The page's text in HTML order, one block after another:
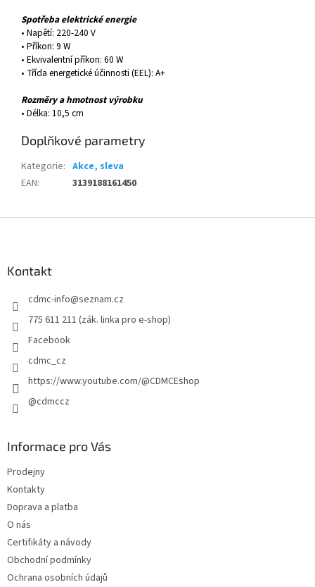
Spotřeba elektrické energie
• Napětí: 220-240 V
• Příkon: 9 W
• Ekvivalentní příkon: 60 W
• Třída energetické účinnosti (EEL): A+
Rozměry a hmotnost výrobku
• Délka: 10,5 cm
Doplňkové parametry
Kategorie: Akce, sleva
EAN: 3139188161450
Kontakt
cdmc-info@seznam.cz
775 611 211 (zák. linka pro e-shop)
Facebook
cdmc_cz
https://www.youtube.com/@CDMCEshop
@cdmccz
Informace pro Vás
Prodejny
Kontakty
Doprava a platba
O nás
Certifikáty a návody
Obchodní podmínky
Ochrana osobních údajů